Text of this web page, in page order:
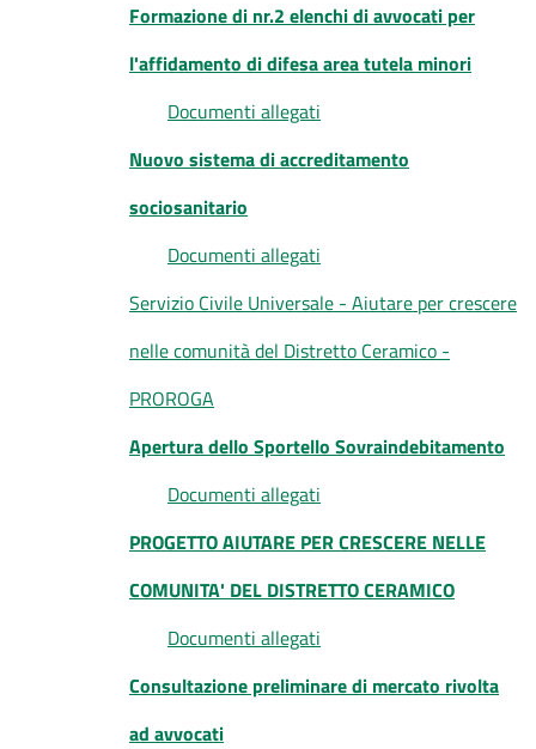
Formazione di nr.2 elenchi di avvocati per
l'affidamento di difesa area tutela minori
Documenti allegati
Nuovo sistema di accreditamento
sociosanitario
Documenti allegati
Servizio Civile Universale - Aiutare per crescere
nelle comunità del Distretto Ceramico -
PROROGA
Apertura dello Sportello Sovraindebitamento
Documenti allegati
PROGETTO AIUTARE PER CRESCERE NELLE
COMUNITA' DEL DISTRETTO CERAMICO
Documenti allegati
Consultazione preliminare di mercato rivolta
ad avvocati